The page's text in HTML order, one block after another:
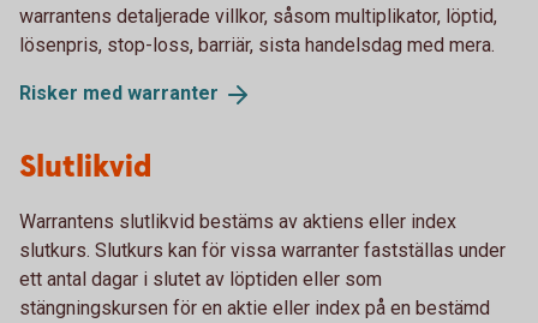
warrantens detaljerade villkor, såsom multiplikator, löptid,
lösenpris, stop-loss, barriär, sista handelsdag med mera.
Risker med warranter
Slutlikvid
Warrantens slutlikvid bestäms av aktiens eller index
slutkurs. Slutkurs kan för vissa warranter fastställas under
ett antal dagar i slutet av löptiden eller som
stängningskursen för en aktie eller index på en bestämd